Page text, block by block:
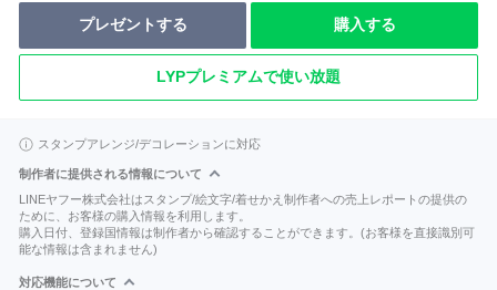
プレゼントする 購入する
LYPプレミアムで使い放題
スタンプアレンジ/デコレーションに対応
制作者に提供される情報について
LINEヤフー株式会社はスタンプ/絵文字/着せかえ制作者への売上レポートの提供の
ために、お客様の購入情報を利用します。
購入日付、登録国情報は制作者から確認することができます。(お客様を直接識別可
能な情報は含まれません)
対応機能について